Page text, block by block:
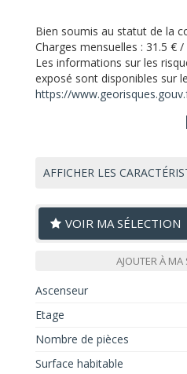
Bien soumis au statut de la
Charges mensuelles : 31.5 €
Les informations sur les
exposé sont disponibles sur
https://
AFFICHER LES
VOIR MA SÉLECTION
AJOUTER À MA
Ascenseur
Etage
Nombre de pièces
Surface habitable